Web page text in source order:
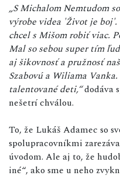
„S Michalom Nemtudom
výrobe videa 'Život je
chcel s Mišom robiť viac.
Mal so sebou super tím
aj šikovnosť a pružnosť
Szabovú a Wiliama
talentované deti,“dodáva
nešetrí chválou.
To, že Lukáš Adamec so
spolupracovníkmi
úvodom. Ale aj to, že
iné“, ako sme u neho